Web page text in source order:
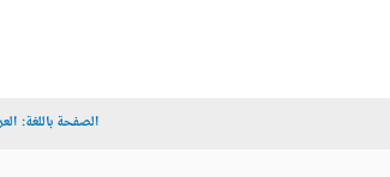
الصفحة باللغة: